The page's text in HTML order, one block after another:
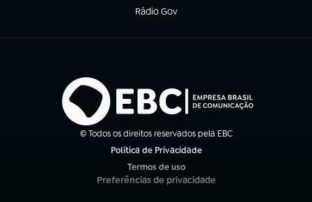
Rádio Gov
(abre em nova aba)
© Todos os direitos reservados pela EBC
Política de Privacidade
Termos de uso
(abre em nova aba)
Preferências de privacidade